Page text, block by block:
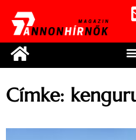
Címke: